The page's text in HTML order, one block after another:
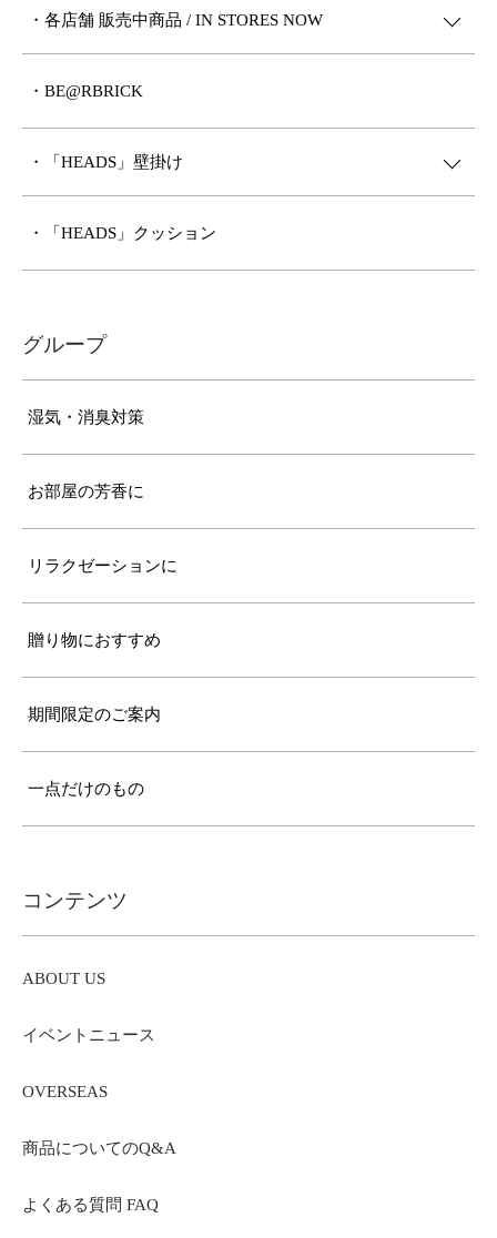
・各店舗 販売中商品 / IN STORES NOW
・BE@RBRICK
・「HEADS」壁掛け
・「HEADS」クッション
グループ
湿気・消臭対策
お部屋の芳香に
リラクゼーションに
贈り物におすすめ
期間限定のご案内
一点だけのもの
コンテンツ
ABOUT US
イベントニュース
OVERSEAS
商品についてのQ&A
よくある質問 FAQ